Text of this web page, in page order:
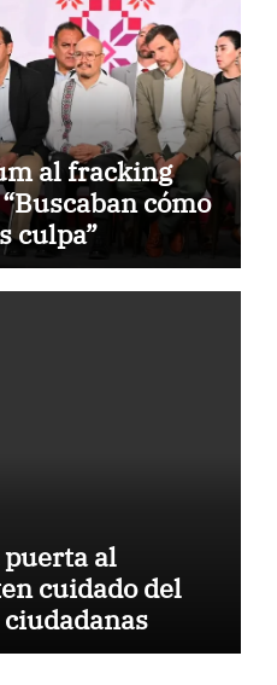
al fracking
cómo
culpa”
al
cuidado del